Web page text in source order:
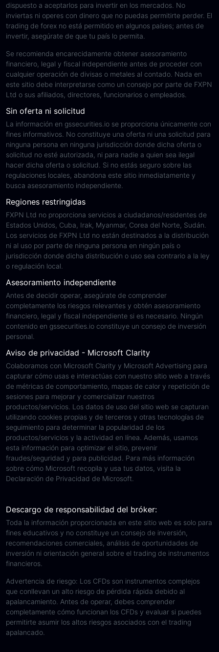
dispuesto a aceptarlos para invertir en los mercados. No
inviertas ni operes con dinero que no puedas permitirte perder. El
trading de forex no está permitido en algunos países; antes de
invertir, asegúrate de que tu país lo permita.
Se recomienda encarecidamente obtener asesoramiento
financiero, legal y fiscal independiente antes de proceder con
cualquier operación de divisas o metales al contado. Nada en
este sitio debe interpretarse como un consejo por parte de FXPN
Ltd o sus afiliados, directores, funcionarios o empleados.
Sin oferta ni solicitud
La información en gssecurities.io se proporciona únicamente con
fines informativos. No constituye una oferta ni una solicitud para
ninguna persona en ninguna jurisdicción donde dicha oferta o
solicitud no esté autorizada, ni para nadie a quien sea ilegal
hacer dicha oferta o solicitud. Si no estás seguro sobre las
regulaciones locales, abandona este sitio inmediatamente y
busca asesoramiento independiente.
Regiones restringidas
FXPN Ltd no proporciona servicios a ciudadanos/residentes de
Estados Unidos, Cuba, Irak, Myanmar, Corea del Norte, Sudán.
Los servicios de FXPN Ltd no están destinados a la distribución
ni al uso por parte de ninguna persona en ningún país o
jurisdicción donde dicha distribución o uso sea contrario a la ley
o regulación local.
Asesoramiento independiente
Antes de decidir operar, asegúrate de comprender
completamente los riesgos relevantes y obtén asesoramiento
financiero, legal y fiscal independiente si es necesario. Ningún
contenido en gssecurities.io constituye un consejo de inversión
personal.
Aviso de privacidad - Microsoft Clarity
Colaboramos con Microsoft Clarity y Microsoft Advertising para
capturar cómo usas e interactúas con nuestro sitio web a través
de métricas de comportamiento, mapas de calor y repetición de
sesiones para mejorar y comercializar nuestros
productos/servicios. Los datos de uso del sitio web se capturan
utilizando cookies propias y de terceros y otras tecnologías de
seguimiento para determinar la popularidad de los
productos/servicios y la actividad en línea. Además, usamos
esta información para optimizar el sitio, prevenir
fraudes/seguridad y para publicidad. Para más información
sobre cómo Microsoft recopila y usa tus datos, visita la
Declaración de Privacidad de Microsoft.
Descargo de responsabilidad del bróker:
Toda la información proporcionada en este sitio web es solo para
fines educativos y no constituye un consejo de inversión,
recomendaciones comerciales, análisis de oportunidades de
inversión ni orientación general sobre el trading de instrumentos
financieros.
Advertencia de riesgo: Los CFDs son instrumentos complejos
que conllevan un alto riesgo de pérdida rápida debido al
apalancamiento. Antes de operar, debes comprender
completamente cómo funcionan los CFDs y evaluar si puedes
permitirte asumir los altos riesgos asociados con el trading
apalancado.